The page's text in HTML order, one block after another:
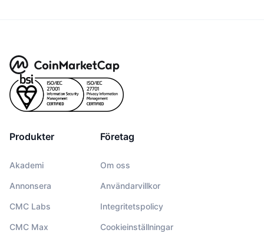
Produkter
Akademi
Annonsera
CMC Labs
CMC Max
Företag
Om oss
Användarvillkor
Integritetspolicy
Cookieinställningar